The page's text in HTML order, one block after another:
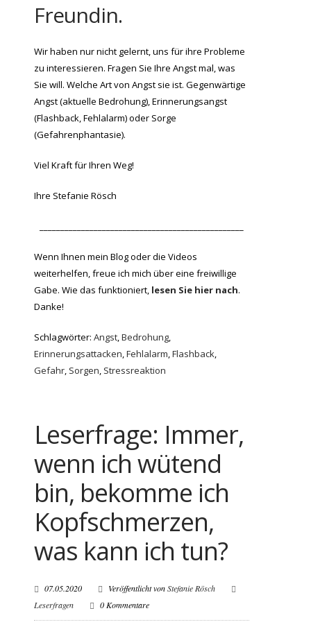
Freundin.
Wir haben nur nicht gelernt, uns für ihre Probleme
zu interessieren. Fragen Sie Ihre Angst mal, was
Sie will. Welche Art von Angst sie ist. Gegenwärtige
Angst (aktuelle Bedrohung), Erinnerungsangst
(Flashback, Fehlalarm) oder Sorge
(Gefahrenphantasie).
Viel Kraft für Ihren Weg!
Ihre Stefanie Rösch
Wenn Ihnen mein Blog oder die Videos
weiterhelfen, freue ich mich über eine freiwillige
Gabe. Wie das funktioniert, lesen Sie hier nach.
Danke!
Schlagwörter: Angst Bedrohung
Erinnerungsattacken Fehlalarm Flashback
Gefahr Sorgen Stressreaktion
Leserfrage: Immer,
wenn ich wütend
bin, bekomme ich
Kopfschmerzen,
was kann ich tun?
07.05.2020 Veröffentlicht vonStefanie Rösch
Leserfragen
0 Kommentare